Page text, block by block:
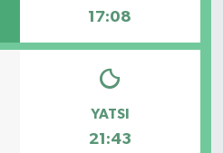
17:08
YATSI
21:43